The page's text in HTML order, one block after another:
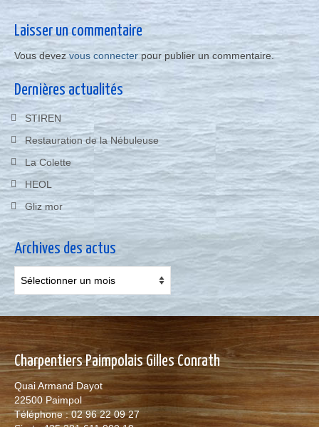
Laisser un commentaire
Vous devezvous connecter pour publier un commentaire.
Dernières actualités
STIREN
Restauration de la Nébuleuse
La Colette
HEOL
Gliz mor
Archives des actus
Archives
des
Charpentiers Paimpolais Gilles Conrath
Quai Armand Dayot
22500 Paimpol
Téléphone : 02 96 22 09 27